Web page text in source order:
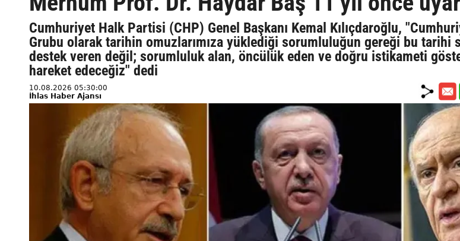
Cumhuriyet Halk Partisi (CHP) Genel Başkanı Kemal Kılıçdaroğlu,
Grubu olarak tarihin omuzlarımıza yüklediği sorumluluğun gereği bu tarihi
destek veren değil; sorumluluk alan, öncülük eden ve doğru istikameti
hareket edeceğiz" dedi
10.08.2026 05:30:00
İhlas Haber Ajansı